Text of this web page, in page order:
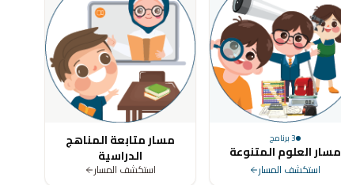
3برنامج
مسار العلوم المتنوعة
استكشف المسار
مسار متابعة المناهج
الدراسية
استكشف المسار